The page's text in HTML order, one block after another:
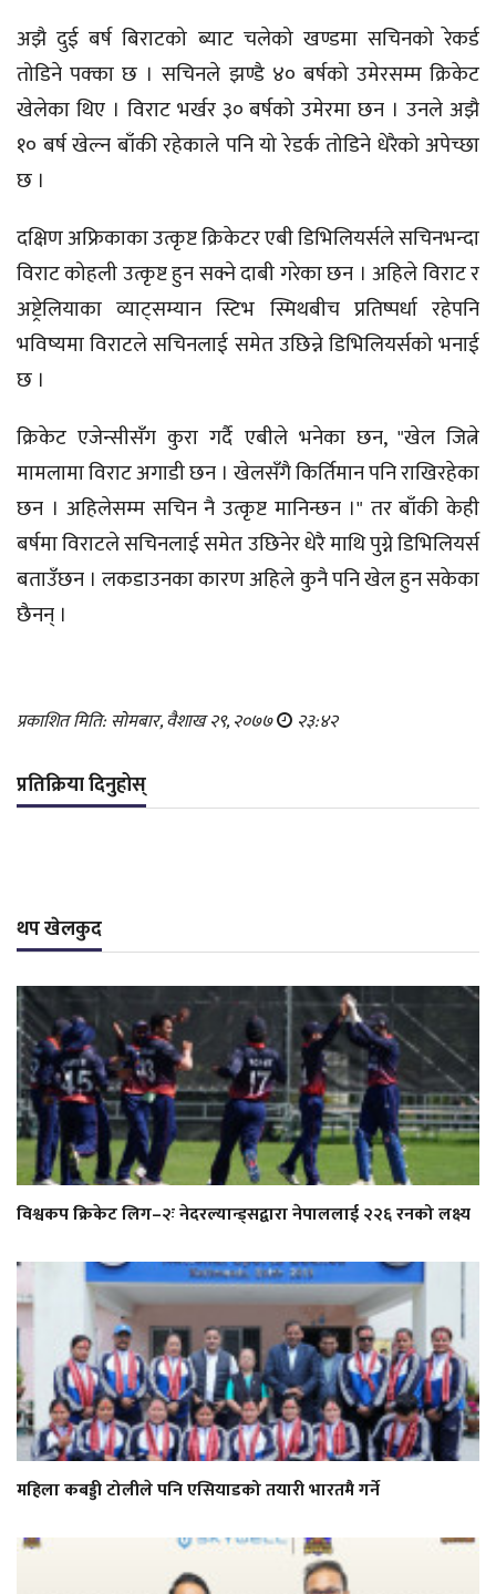
अझै दुई बर्ष बिराटको ब्याट चलेको खण्डमा सचिनको रेकर्ड
तोडिने पक्का छ । सचिनले झण्डै ४० बर्षको उमेरसम्म क्रिकेट
खेलेका थिए । विराट भर्खर ३० बर्षको उमेरमा छन । उनले अझै
१० बर्ष खेल्न बाँकी रहेकाले पनि यो रेडर्क तोडिने धेरैको अपेच्छा
छ ।
दक्षिण अफ्रिकाका उत्कृष्ट क्रिकेटर एबी डिभिलियर्सले सचिनभन्दा
विराट कोहली उत्कृष्ट हुन सक्ने दाबी गरेका छन । अहिले विराट र
अष्ट्रेलियाका व्याट्सम्यान स्टिभ स्मिथबीच प्रतिष्पर्धा रहेपनि
भविष्यमा विराटले सचिनलाई समेत उछिन्ने डिभिलियर्सको भनाई
छ ।
क्रिकेट एजेन्सीसँग कुरा गर्दै एबीले भनेका छन, "खेल जित्ने
मामलामा विराट अगाडी छन । खेलसँगै किर्तिमान पनि राखिरहेका
छन । अहिलेसम्म सचिन नै उत्कृष्ट मानिन्छन ।" तर बाँकी केही
बर्षमा विराटले सचिनलाई समेत उछिनेर धेरै माथि पुग्ने डिभिलियर्स
बताउँछन । लकडाउनका कारण अहिले कुनै पनि खेल हुन सकेका
छैनन् ।
प्रकाशित मिति: सोमबार, वैशाख २९, २०७७ २३:४२
प्रतिक्रिया दिनुहोस्
थप खेलकुद
विश्वकप क्रिकेट लिग–२ः नेदरल्यान्ड्सद्वारा नेपाललाई २२६ रनको लक्ष्य
महिला कबड्डी टोलीले पनि एसियाडको तयारी भारतमै गर्ने